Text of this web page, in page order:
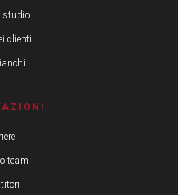
studio
clienti
team